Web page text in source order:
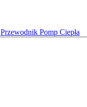
Przewodnik Pomp Ciepła